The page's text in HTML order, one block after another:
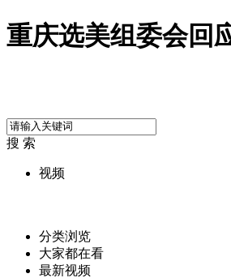
重庆选美组委会回
搜 索
视频
分类浏览
大家都在看
最新视频